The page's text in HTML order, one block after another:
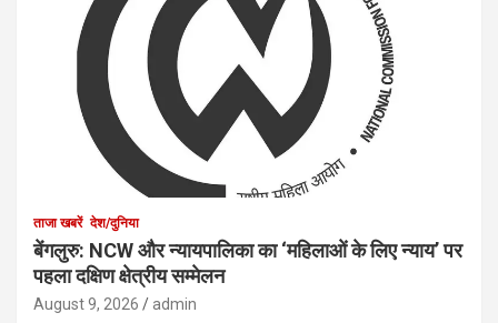
ताजा खबरें देश/दुनिया
बेंगलुरु: NCW और न्यायपालिका का ‘महिलाओं के लिए न्याय’ पर
पहला दक्षिण क्षेत्रीय सम्मेलन
August 9, 2026 admin